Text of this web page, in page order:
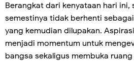
Berangkat dari kenyataan hari ini,
semestinya tidak berhenti
yang kemudian dilupakan.
menjadi momentum untuk
bangsa sekaligus membuka